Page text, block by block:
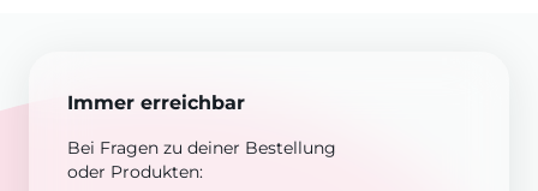
Immer erreichbar
Bei Fragen zu deiner Bestellung
oder Produkten: